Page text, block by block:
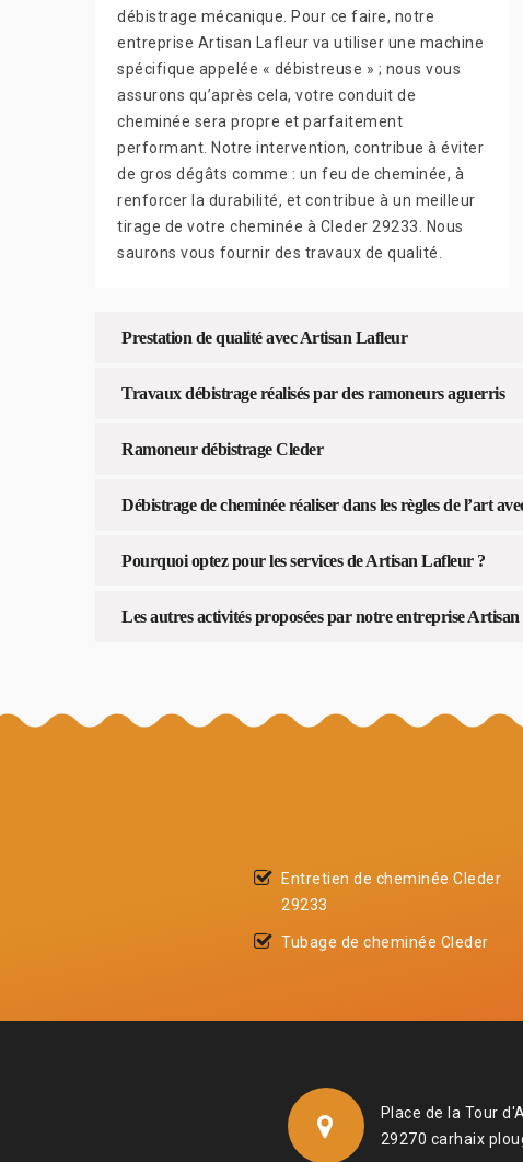
débistrage mécanique. Pour ce faire, notre
entreprise Artisan Lafleur va utiliser une machine
spécifique appelée « débistreuse » ; nous vous
assurons qu’après cela, votre conduit de
cheminée sera propre et parfaitement
performant. Notre intervention, contribue à éviter
de gros dégâts comme : un feu de cheminée, à
renforcer la durabilité, et contribue à un meilleur
tirage de votre cheminée à Cleder 29233. Nous
saurons vous fournir des travaux de qualité.
Prestation de qualité avec Artisan Lafleur
Travaux débistrage réalisés par des ramoneurs aguerris
Ramoneur débistrage Cleder
Débistrage de cheminée réaliser dans les règles de l’art
Pourquoi optez pour les services de Artisan Lafleur ?
Les autres activités proposées par notre entreprise
Entretien de cheminée Cleder
29233
Tubage de cheminée Cleder
Place de la Tour
29270 carhaix